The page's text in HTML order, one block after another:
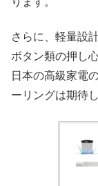
さらに、軽量設
ボタン類の押し
日本の高級家電
ーリングは期待